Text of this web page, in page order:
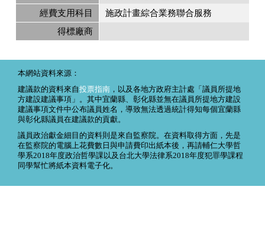
經費支用科目
施政計畫綜合業務聯合服務
得標廠商
本網站資料來源：
建議款的資料來自投票指南 ，以及各地方政府主計處「議員所提地
方建設建議事項」。其中宜蘭縣、彰化縣並無在議員所提地方建設
建議事項文件中公布議員姓名，導致無法透過統計得知每個宜蘭縣
與彰化縣議員在建議款的貢獻。
議員政治獻金細目的資料則是來自監察院。在資料取得方面，先是
在監察院的電腦上花費數日與申請費印出紙本後，再請輔仁大學哲
學系2018年度政治哲學課以及台北大學法律系2018年度犯罪學課程
同學幫忙將紙本資料電子化。